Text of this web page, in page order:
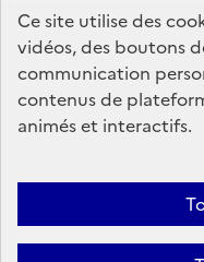
Ce site utilise des
vidéos, des boutons
communication
contenus de
animés et interactifs.
legifrance.gouv.fr
service-public.gouv.fr
Politique d’utilisation des
générale de protection des